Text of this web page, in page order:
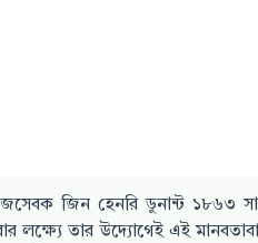
জিন হেনরি ডুনান্ট ১৮৬৩
লক্ষ্যে তার উদ্যোগেই এই